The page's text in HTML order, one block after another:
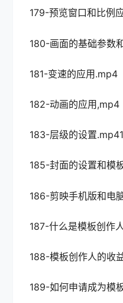
179-预览窗口和比例
180-画面的基础参数
181-变速的应用.mp4
182-动画的应用,mp4
183-层级的设置
185-封面的设置和模
186-剪映手机版和电
187-什么是模板创作
188-模板创作人的收
189-如何申请成为模